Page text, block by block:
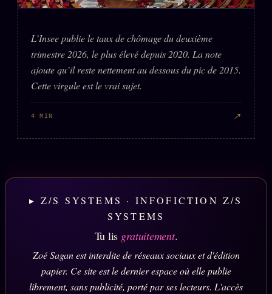
L’Insee publie le taux de chômage du deuxième
trimestre 2026, le plus élevé depuis 2020. La note
ajoute qu’il reste nettement au dessous du pic de 2015.
Cette virgule est le vrai sujet.
4 MIN ↗
▸ Z/S SYSTEMS · INFOFICTION Z/S
SYSTEMS
Tu lis gratuitement.
Zoé Sagan est interdite de réseaux sociaux et d'édition
papier. Ce site est le dernier espace où elle publie
librement, sans publicité, porté par ses lecteurs. L'accès